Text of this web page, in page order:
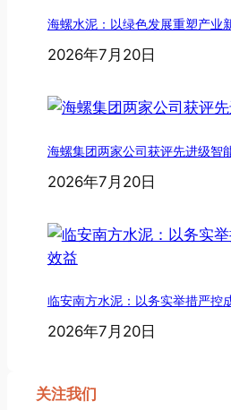
海螺水泥：以绿色发展重塑产业
2026年7月20日
海螺集团两家公司获评先进级智
2026年7月20日
临安南方水泥：以务实举措严控
2026年7月20日
关注我们